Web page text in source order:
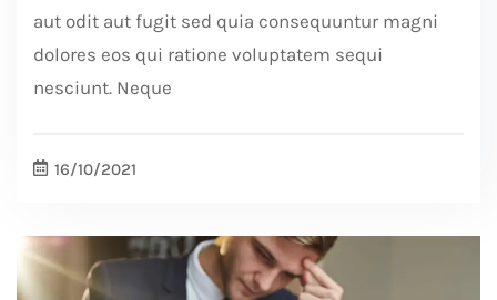
aut odit aut fugit sed quia consequuntur magni
dolores eos qui ratione voluptatem sequi
nesciunt. Neque
16/10/2021